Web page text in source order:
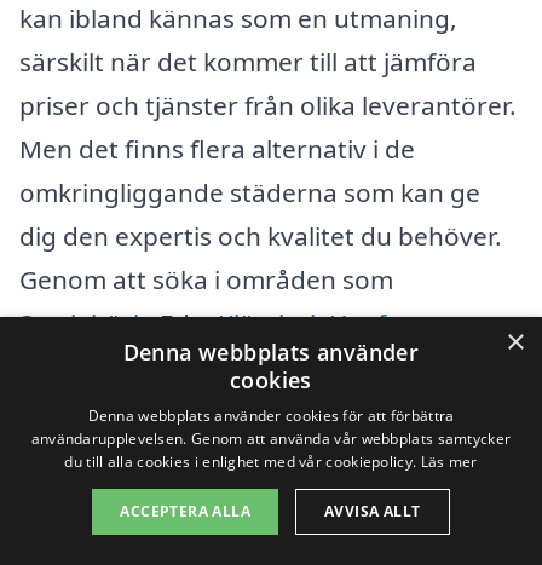
kan ibland kännas som en utmaning,
särskilt när det kommer till att jämföra
priser och tjänster från olika leverantörer.
Men det finns flera alternativ i de
omkringliggande städerna som kan ge
dig den expertis och kvalitet du behöver.
Genom att söka i områden som
Sysslebäck, Eda,Klässbol,Hagfors,
Långserud,MunkforsochGrumskan du
upptäcka fler lokala företag som är
specialiserade på takbyte.
När du letar efter ett företag för takbyte
×
Denna webbplats använder
cookies
Denna webbplats använder cookies för att förbättra
användarupplevelsen. Genom att använda vår webbplats samtycker
du till alla cookies i enlighet med vår cookiepolicy. Läs mer
ACCEPTERA ALLA AVVISA ALLT